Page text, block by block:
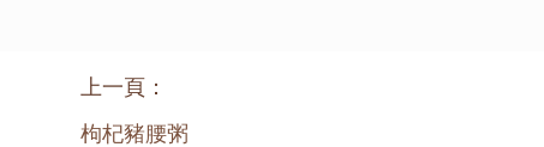
上一頁：
枸杞豬腰粥